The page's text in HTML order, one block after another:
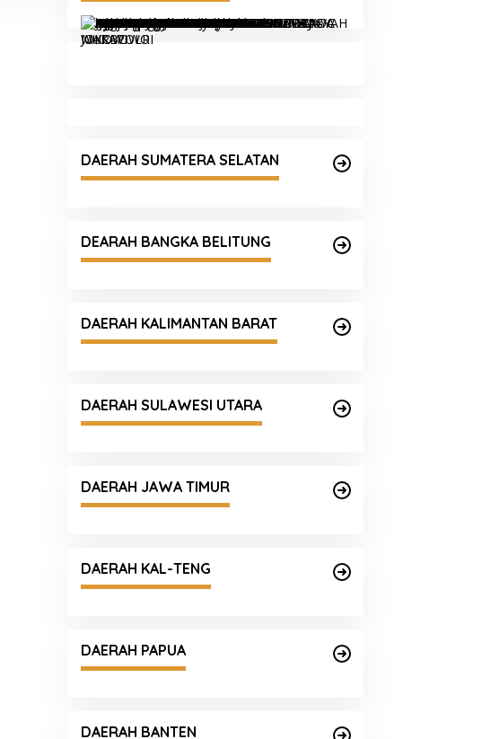
DAERAH SUMATERA SELATAN
DEARAH BANGKA BELITUNG
DAERAH KALIMANTAN BARAT
DAERAH SULAWESI UTARA
DAERAH JAWA TIMUR
DAERAH KAL-TENG
DAERAH PAPUA
DAERAH BANTEN